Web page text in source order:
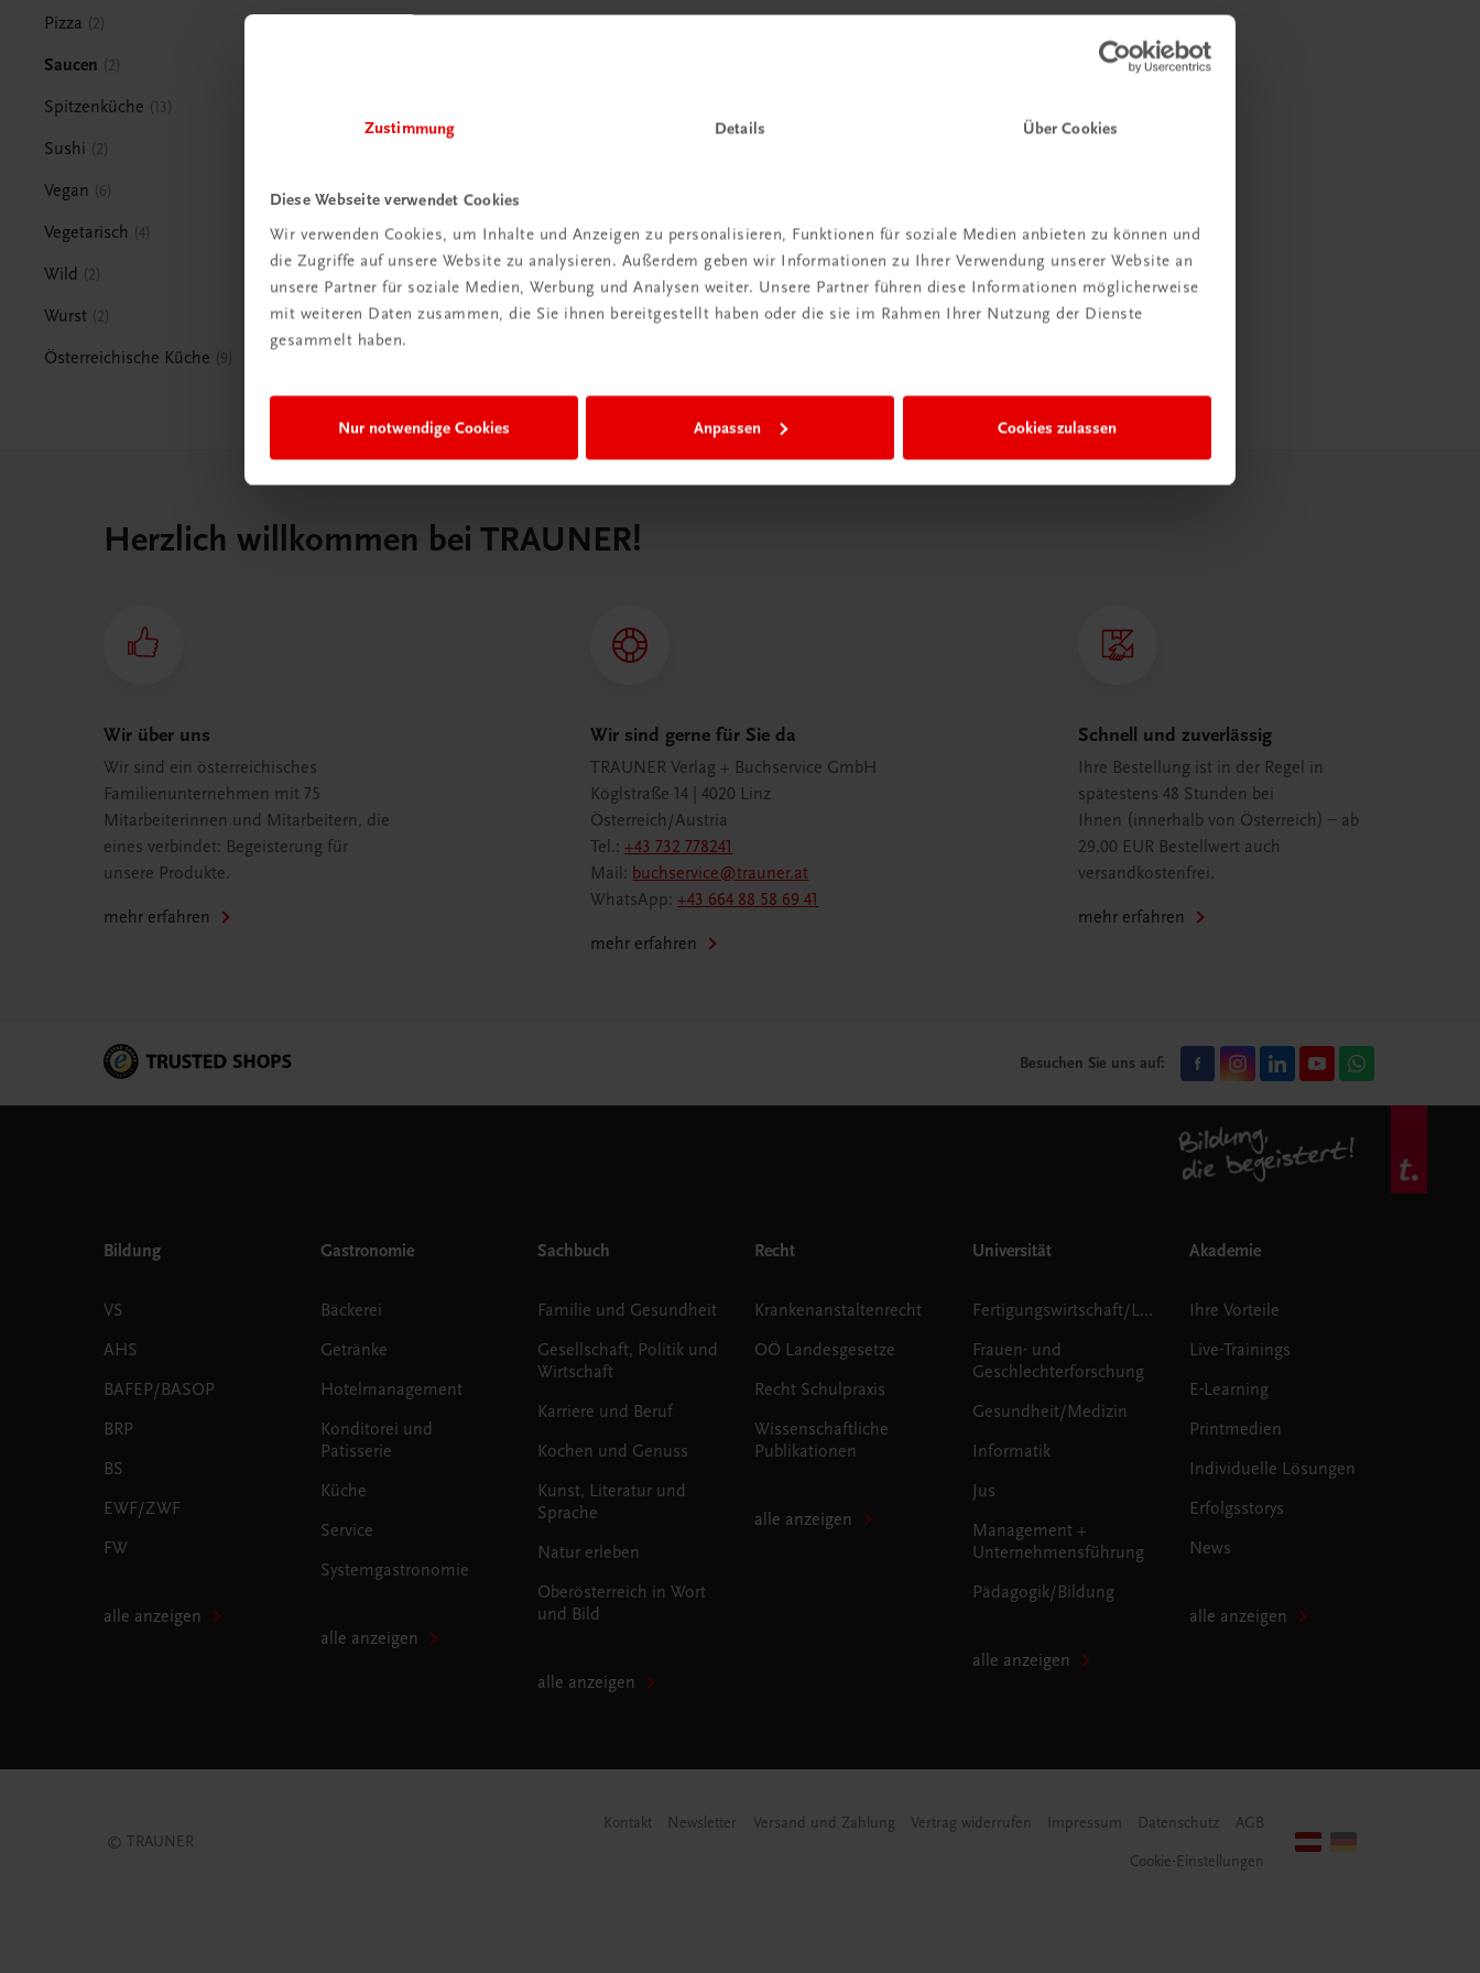
Zustimmung Details Über Cookies
Diese Webseite verwendet Cookies
Wir verwenden Cookies, um Inhalte und Anzeigen zu personalisieren, Funktionen für soziale Medien anbieten zu können und
die Zugriffe auf unsere Website zu analysieren. Außerdem geben wir Informationen zu Ihrer Verwendung unserer Website an
unsere Partner für soziale Medien, Werbung und Analysen weiter. Unsere Partner führen diese Informationen möglicherweise
mit weiteren Daten zusammen, die Sie ihnen bereitgestellt haben oder die sie im Rahmen Ihrer Nutzung der Dienste
gesammelt haben.
Nur notwendige Cookies Anpassen Cookies zulassen
Pizza 2
Saucen 2
Spitzenküche 13
Sushi 2
Vegan 6
Vegetarisch 4
Wild 2
Wurst 2
Österreichische Küche 9
Herzlich willkommen bei TRAUNER!
Wir über uns
Wir sind ein österreichisches
Familienunternehmen mit 75
Mitarbeiterinnen und Mitarbeitern, die
eines verbindet: Begeisterung für
unsere Produkte.
mehr erfahren
Wir sind gerne für Sie da
TRAUNER Verlag + Buchservice GmbH
Köglstraße 14 | 4020 Linz
Österreich/Austria
Tel.:+43 732 778241
Mail: buchservice@trauner.at
WhatsApp:+43 664 88 58 69 41
mehr erfahren
Schnell und zuverlässig
Ihre Bestellung ist in der Regel in
spätestens 48 Stunden bei
Ihnen (innerhalb von Österreich) – ab
29,00 EUR Bestellwert auch
versandkostenfrei.
mehr erfahren
Besuchen Sie uns auf:
Bildung
VS
AHS
BAFEP/BASOP
BRP
BS
EWF/ZWF
FW
alle anzeigen
Gastronomie
Bäckerei
Getränke
Hotelmanagement
Konditorei und
Patisserie
Küche
Service
Systemgastronomie
alle anzeigen
Sachbuch
Familie und Gesundheit
Gesellschaft, Politik und
Wirtschaft
Karriere und Beruf
Kochen und Genuss
Kunst, Literatur und
Sprache
Natur erleben
Oberösterreich in Wort
und Bild
alle anzeigen
Recht
Krankenanstaltenrecht
OÖ Landesgesetze
Recht Schulpraxis
Wissenschaftliche
Publikationen
alle anzeigen
Universität
Fertigungswirtschaft/Logistik
Frauen- und
Geschlechterforschung
Gesundheit/Medizin
Informatik
Jus
Management +
Unternehmensführung
Pädagogik/Bildung
alle anzeigen
Akademie
Ihre Vorteile
Live-Trainings
E-Learning
Printmedien
Individuelle Lösungen
Erfolgsstorys
News
alle anzeigen
© TRAUNER
Kontakt Newsletter Versand und Zahlung Vertrag widerrufen Impressum Datenschutz AGB
Cookie-Einstellungen